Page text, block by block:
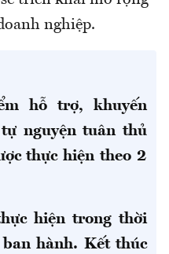
nghiệp.
hỗ trợ, khuyến
nguyện tuân thủ
thực hiện theo 2
hiện trong thời
hành. Kết thúc